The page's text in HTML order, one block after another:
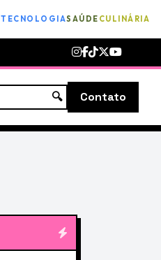
TECNOLOGIASAÚDE CULINÁRIA
🔍 Contato